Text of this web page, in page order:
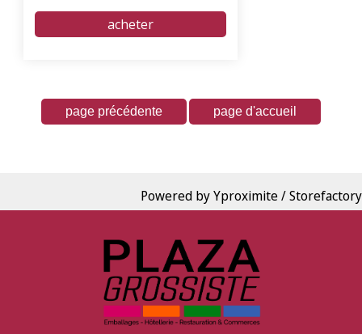
Powered by Yproximite / Storefactory